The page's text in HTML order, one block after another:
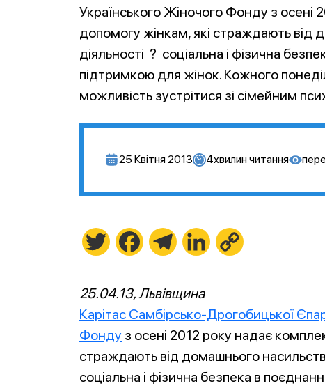
Українського Жіночого Фонду з осені
допомогу жінкам, які страждають від
діяльності ? соціальна і фізична
підтримкою для жінок. Кожного
можливість зустрітися зі сімейним
25 Квітня 2013 4хвилин читання
Twitter FacebookTelegramLinkedIn
25.04.13, Львівщина
Карітас Самбірсько-Дрогобицької
Фонду з осені 2012 року надає
страждають від домашнього
соціальна і фізична безпека в